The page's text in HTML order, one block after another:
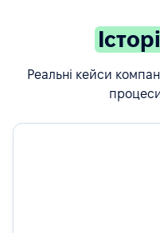
Реальні кейси